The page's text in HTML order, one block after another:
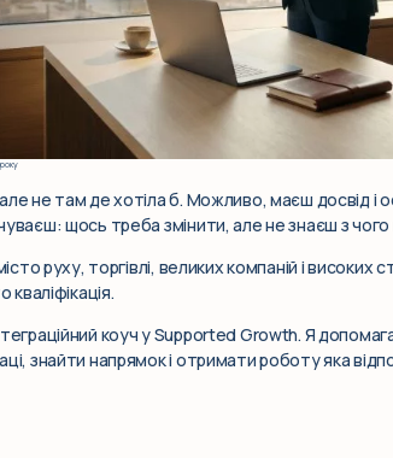
не там де хотіла б. Можливо, маєш досвід і
щось треба змінити, але не знаєш з
руху, торгівлі, великих компаній і високих
коуч у Supported Growth. Я
знайти напрямок і отримати роботу яка